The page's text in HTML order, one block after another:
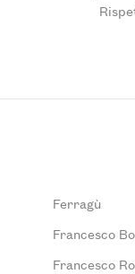
Ferragù
Francesco
Francesco